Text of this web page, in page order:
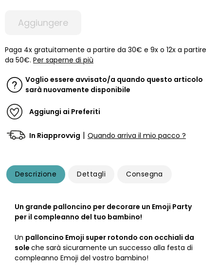
Aggiungere
Paga 4x gratuitamente a partire da 30€ e 9x o 12x a partire
da 50€. Per saperne di più
Voglio essere avvisato/a quando questo articolo
sarà nuovamente disponibile
Aggiungi ai Preferiti
In Riapprovvig | Quando arriva il mio pacco ?
Descrizione Dettagli Consegna
Un grande palloncino per decorare un Emoji Party
per il compleanno del tuo bambino!
Un palloncino Emoji super rotondo con occhiali da
sole che sarà sicuramente un successo alla festa di
compleanno Emoji del vostro bambino!